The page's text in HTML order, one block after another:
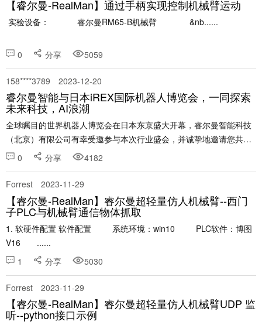
【睿尔曼-RealMan】通过手柄实现控制机械臂运动
实验设备： 睿尔曼RM65-B机械臂 &nb......
0 分享 5059
158****3789 2023-12-20
睿尔曼智能与日本iREX国际机器人博览会，一同探索
未来科技，AI浪潮
全球瞩目的世界机器人博览会在日本东京盛大开幕，睿尔曼智能科技
（北京）有限公司有幸受邀参与本次行业盛会，并诚挚地邀请您共赴
科技盛宴，一同探索机器人领域的未来发展！ 世界机器人博览会
0 分享 4182
Forrest 2023-11-29
【睿尔曼-RealMan】睿尔曼超轻量仿人机械臂--西门
子PLC与机械臂通信物体抓取
1. 软硬件配置 软件配置 系统环境：win10 PLC软件：博图
V16 ......
1
分享 5030
Forrest 2023-11-29
【睿尔曼-RealMan】睿尔曼超轻量仿人机械臂UDP 监
听--python接口示例